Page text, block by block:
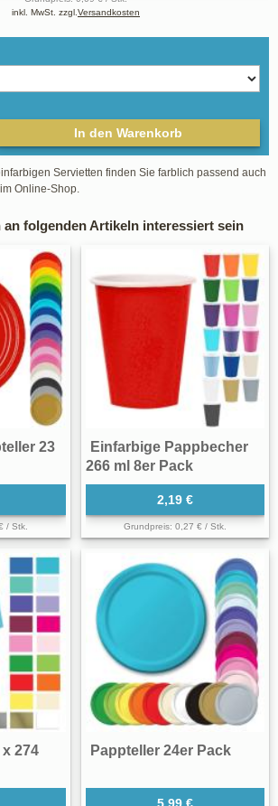
inkl. MwSt. zzgl. Versandkosten
In den Warenkorb
Servietten finden Sie farblich passend auch
Online-Shop.
an folgenden Artikeln interessiert sein
23
€ / Stk.
Einfarbige Pappbecher
266 ml 8er Pack
2,19 €
Grundpreis: 0,27 € / Stk.
274
Pappteller 24er Pack
5,99 €